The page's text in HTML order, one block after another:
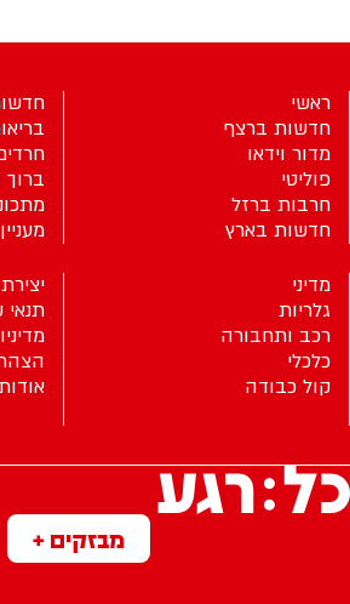
מבזקים +
ראשי
חדשות ברצף
מדור וידאו
פוליטי
חרבות ברזל
חדשות בארץ
ברוך
מעניין
מדיני
גלריות
רכב ותחבורה
כלכלי
קול כבודה
תנאי